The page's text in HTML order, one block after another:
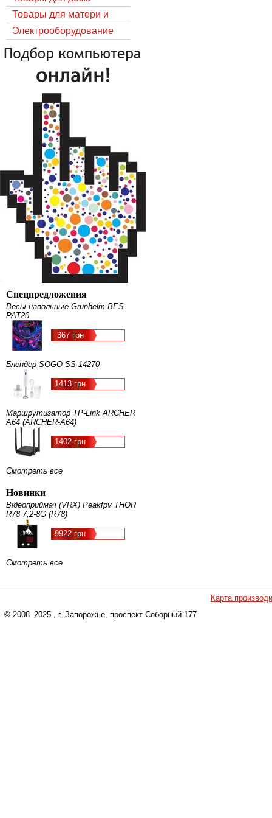
Товары для матери и
ребёнка
Электрооборудование
Спецпредложения
Весы напольные Grunhelm BES-
PAT20
367 грн
Блендер SOGO SS-14270
1413 грн
Маршрутизатор TP-Link ARCHER
A64 (ARCHER-A64)
1402 грн
Смотреть все
Новинки
Відеоприймач (VRX) Peakfpv THOR
R78 7,2-8G (R78)
9922 грн
Смотреть все
Карта
© 2008–2025 , г. Запорожье, проспект Соборный 177